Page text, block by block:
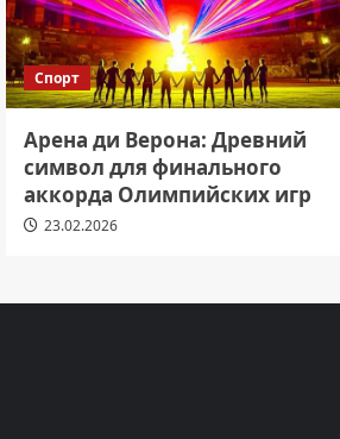
Спорт
Арена ди Верона: Древний
символ для финального
аккорда Олимпийских игр
23.02.2026